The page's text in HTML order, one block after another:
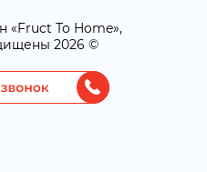
«Fruct To Home»,
2026 ©